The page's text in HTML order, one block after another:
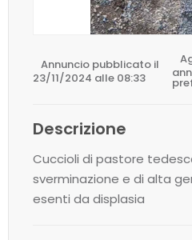
Annuncio pubblicato il
23/11/2024 alle 08:33
Descrizione
Cuccioli di pastore
sverminazione e di alta
esenti da displasia